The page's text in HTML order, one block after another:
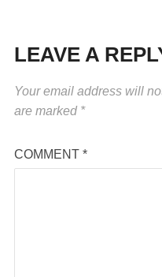
LEAVE A
Your email address will
are marked *
COMMENT *